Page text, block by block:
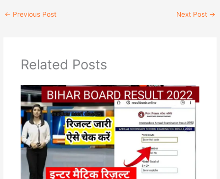
s
g
L
← Previous Post Next Post →
Related Posts